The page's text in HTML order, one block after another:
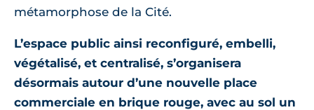
métamorphose de la Cité.
L’espace public ainsi reconfiguré, embelli,
végétalisé, et centralisé, s’organisera
désormais autour d’une nouvelle place
commerciale en brique rouge, avec au sol un